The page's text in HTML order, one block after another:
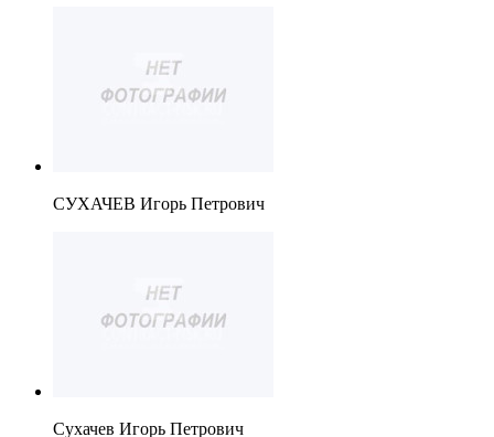
СУХАЧЕВ Игорь Петрович
Сухачев Игорь Петрович